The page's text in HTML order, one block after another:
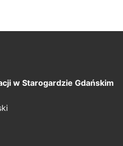
w Starogardzie Gdańskim